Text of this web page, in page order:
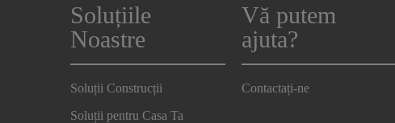
Soluțiile
Noastre
Soluții Construcții
Soluții pentru Casa Ta
Vă putem
ajuta?
Contactați-ne